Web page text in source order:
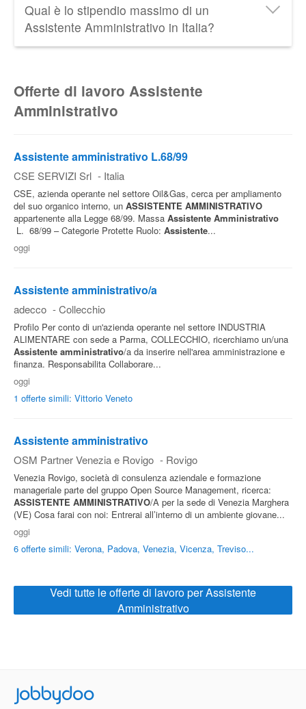
in Italia è di circa17.400 € lordi all'anno
Qual è lo stipendio massimo di un
Assistente Amministrativo in Italia?
all'anno.
Offerte di lavoro Assistente
Amministrativo
Assistente amministrativo L.68/99
CSE SERVIZI Srl - Italia
CSE, azienda operante nel settore Oil&Gas, cerca per ampliamento
del suo organico interno, un ASSISTENTE AMMINISTRATIVO
appartenente alla Legge 68/99. Massa Assistente Amministrativo
L. 68/99 – Categorie Protette Ruolo: Assistente...
oggi
Assistente amministrativo/a
adecco - Collecchio
Profilo Per conto di un'azienda operante nel settore INDUSTRIA
ALIMENTARE con sede a Parma, COLLECCHIO, ricerchiamo un/una
Assistente amministrativo/a da inserire nell'area amministrazione e
finanza. Responsabilita Collaborare...
oggi
1 offerte simili: Vittorio Veneto
Assistente amministrativo
OSM Partner Venezia e Rovigo - Rovigo
Venezia Rovigo, società di consulenza aziendale e formazione
manageriale parte del gruppo Open Source Management, ricerca:
ASSISTENTE AMMINISTRATIVO/A per la sede di Venezia Marghera
(VE) Cosa farai con noi: Entrerai all’interno di un ambiente giovane...
oggi
6 offerte simili: Verona, Padova, Venezia, Vicenza, Treviso...
Vedi tutte le offerte di lavoro per Assistente
Amministrativo
Jobbydoo